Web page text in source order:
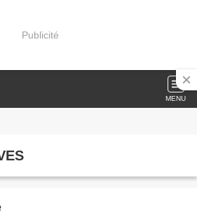
Publicité
MENU